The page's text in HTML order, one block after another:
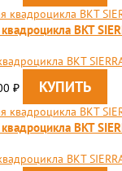
BKT
BKT
₽
BKT
BKT